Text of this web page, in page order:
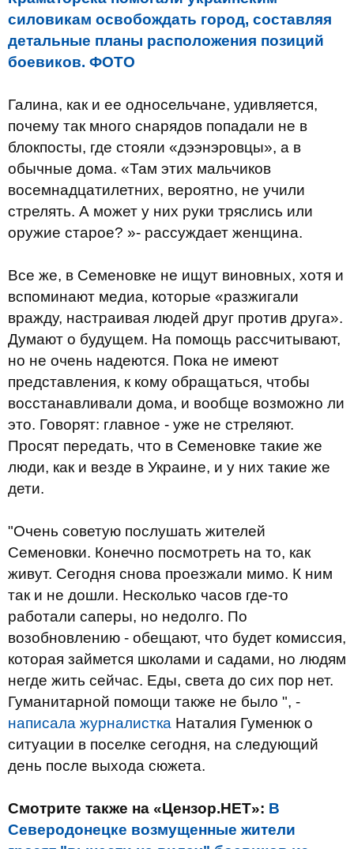
силовикам освобождать город, составляя
детальные планы расположения позиций
боевиков. ФОТО
Галина, как и ее односельчане, удивляется,
почему так много снарядов попадали не в
блокпосты, где стояли «дээнэровцы», а в
обычные дома. «Там этих мальчиков
восемнадцатилетних, вероятно, не учили
стрелять. А может у них руки тряслись или
оружие старое? »- рассуждает женщина.
Все же, в Семеновке не ищут виновных, хотя и
вспоминают медиа, которые «разжигали
вражду, настраивая людей друг против друга».
Думают о будущем. На помощь рассчитывают,
но не очень надеются. Пока не имеют
представления, к кому обращаться, чтобы
восстанавливали дома, и вообще возможно ли
это. Говорят: главное - уже не стреляют.
Просят передать, что в Семеновке такие же
люди, как и везде в Украине, и у них такие же
дети.
"Очень советую послушать жителей
Семеновки. Конечно посмотреть на то, как
живут. Сегодня снова проезжали мимо. К ним
так и не дошли. Несколько часов где-то
работали саперы, но недолго. По
возобновлению - обещают, что будет комиссия,
которая займется школами и садами, но людям
негде жить сейчас. Еды, света до сих пор нет.
Гуманитарной помощи также не было ", -
написала журналистка Наталия Гуменюк о
ситуации в поселке сегодня, на следующий
день после выхода сюжета.
Смотрите также на «Цензор.НЕТ»: В
Северодонецке возмущенные жители